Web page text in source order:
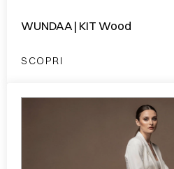
WUNDAA | KIT Wood
SCOPRI